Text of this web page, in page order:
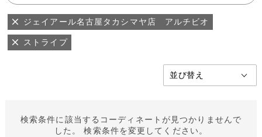
ジェイアール名古屋タカシマヤ店 アルチビオ
ストライプ
検索条件に該当するコーディネートが見つかりませんで
した。 検索条件を変更してください。